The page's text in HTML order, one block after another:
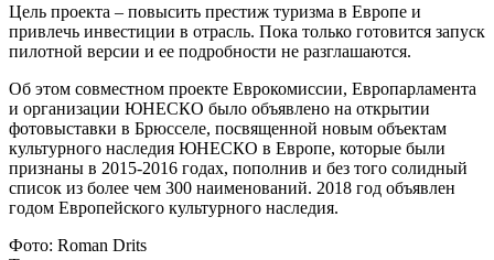
Цель проекта – повысить престиж туризма в Европе и
привлечь инвестиции в отрасль. Пока только готовится запуск
пилотной версии и ее подробности не разглашаются.
Об этом совместном проекте Еврокомиссии, Европарламента
и организации ЮНЕСКО было объявлено на открытии
фотовыставки в Брюсселе, посвященной новым объектам
культурного наследия ЮНЕСКО в Европе, которые были
признаны в 2015-2016 годах, пополнив и без того солидный
список из более чем 300 наименований. 2018 год объявлен
годом Европейского культурного наследия.
Фото: Roman Drits